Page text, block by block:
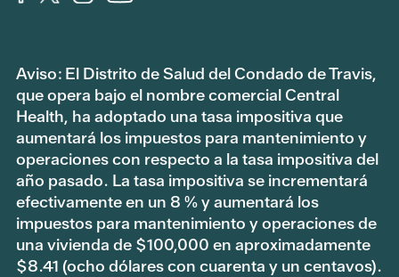
Aviso: El Distrito de Salud del Condado de Travis,
que opera bajo el nombre comercial Central
Health, ha adoptado una tasa impositiva que
aumentará los impuestos para mantenimiento y
operaciones con respecto a la tasa impositiva del
año pasado. La tasa impositiva se incrementará
efectivamente en un 8 % y aumentará los
impuestos para mantenimiento y operaciones de
una vivienda de $100,000 en aproximadamente
$8.41 (ocho dólares con cuarenta y un centavos).